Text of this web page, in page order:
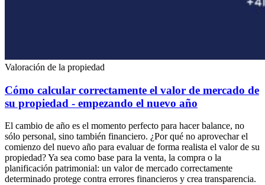
Valoración de la propiedad
Cómo calcular correctamente el valor de mercado de
su propiedad - empezando el nuevo año
El cambio de año es el momento perfecto para hacer balance, no
sólo personal, sino también financiero. ¿Por qué no aprovechar el
comienzo del nuevo año para evaluar de forma realista el valor de su
propiedad? Ya sea como base para la venta, la compra o la
planificación patrimonial: un valor de mercado correctamente
determinado protege contra errores financieros y crea transparencia.